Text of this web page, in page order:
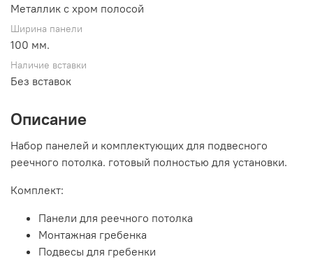
Металлик с хром полосой
Ширина панели
100 мм.
Наличие вставки
Без вставок
Описание
Набор панелей и комплектующих для подвесного
реечного потолка. готовый полностью для установки.
Комплект:
Панели для реечного потолка
Монтажная гребенка
Подвесы для гребенки